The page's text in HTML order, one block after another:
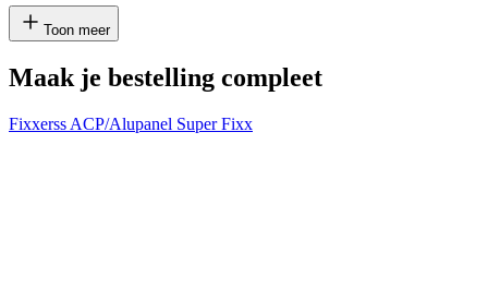
Toon meer
Maak je bestelling compleet
Fixxerss ACP/Alupanel Super Fixx